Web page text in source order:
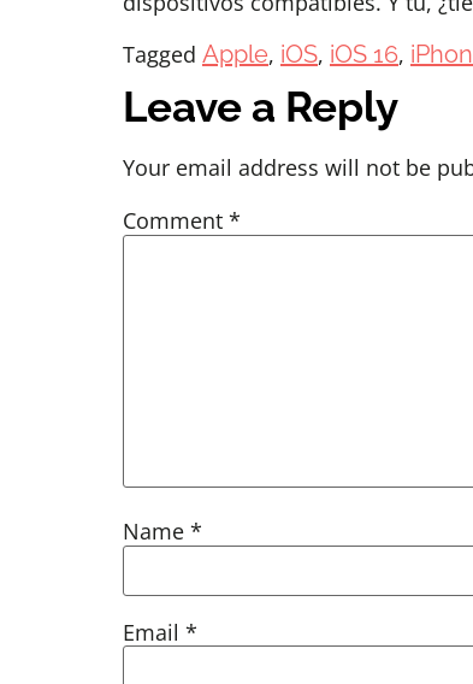
Tagged Apple, iOS, iOS 16,
Leave a Reply
Your email address will not be
Comment *
Name *
Email *